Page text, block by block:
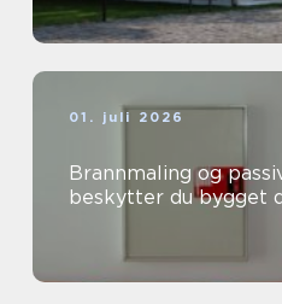
01. juli 2026
Brannmaling og
beskytter du bygget